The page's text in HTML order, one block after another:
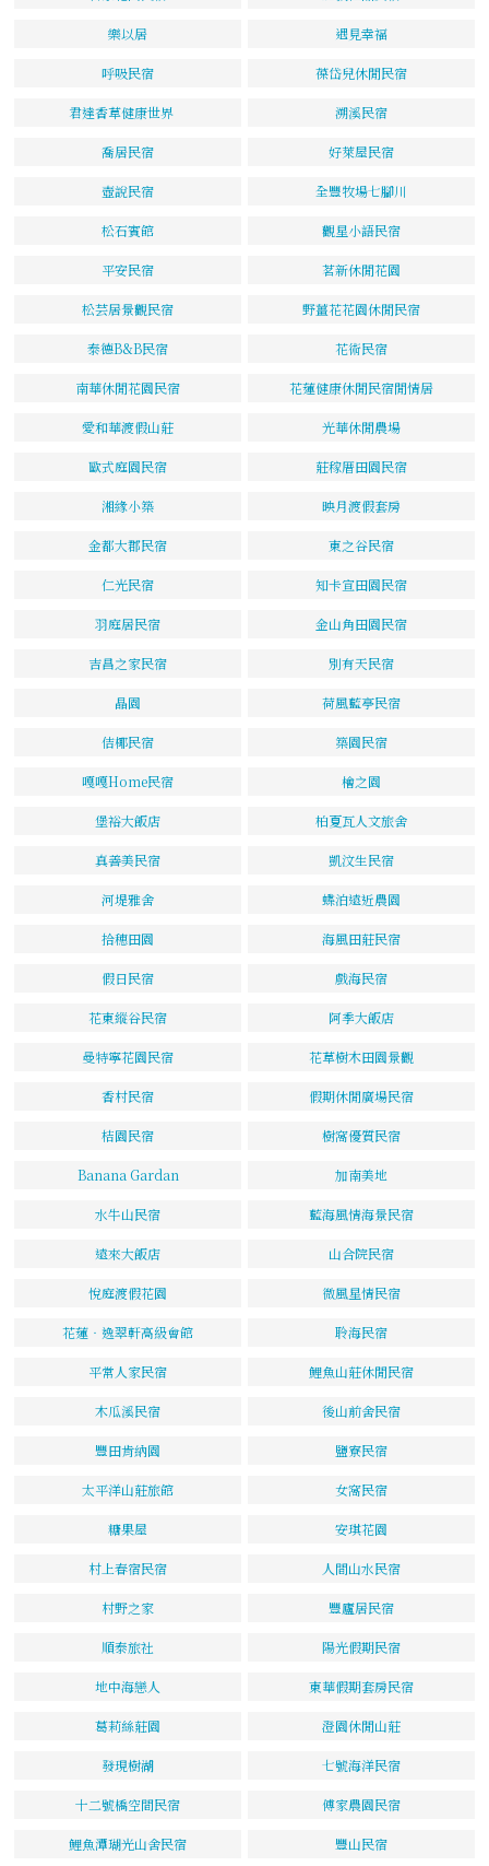
樂以居 遇見幸福
呼吸民宿 葆岱兒休閒民宿
君達香草健康世界 溯溪民宿
喬居民宿 好萊屋民宿
壺說民宿 全豐牧場七腳川
松石賓館 觀星小語民宿
平安民宿 茗新休閒花園
松芸居景觀民宿 野薑花花園休閒民宿
泰德B&B民宿 花術民宿
南華休閒花園民宿 花蓮健康休閒民宿閒情居
愛和華渡假山莊 光華休閒農場
歐式庭園民宿 莊稼厝田園民宿
湘緣小築 映月渡假套房
金都大郡民宿 東之谷民宿
仁光民宿 知卡宣田園民宿
羽庭居民宿 金山角田園民宿
吉昌之家民宿 別有天民宿
晶園 荷風藍亭民宿
佶椰民宿 築園民宿
嘎嘎Home民宿 檜之園
堡裕大飯店 柏夏瓦人文旅舍
真善美民宿 凱汶生民宿
河堤雅舍 蝶泊遠近農園
拾穗田園 海風田莊民宿
假日民宿 戲海民宿
花東縱谷民宿 阿季大飯店
曼特寧花園民宿 花草樹木田園景觀
香村民宿 假期休閒廣場民宿
桔園民宿 樹窩優質民宿
Banana Gardan 加南美地
水牛山民宿 藍海風情海景民宿
遠來大飯店 山合院民宿
悅庭渡假花園 微風星情民宿
花蓮‧逸翠軒高級會館 聆海民宿
平常人家民宿 鯉魚山莊休閒民宿
木瓜溪民宿 後山前舍民宿
豐田肯納園 鹽寮民宿
太平洋山莊旅館 女窩民宿
糖果屋 安琪花園
村上春宿民宿 人間山水民宿
村野之家 豐廬居民宿
順泰旅社 陽光假期民宿
地中海戀人 東華假期套房民宿
葛莉絲莊園 澄園休閒山莊
發現樹湖 七號海洋民宿
十二號橋空間民宿 傅家農園民宿
鯉魚潭瑚光山舍民宿 豐山民宿